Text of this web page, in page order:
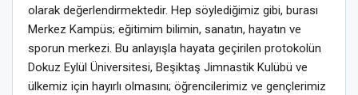
olarak değerlendirmektedir. Hep söylediğimiz gibi, burası
Merkez Kampüs; eğitimim bilimin, sanatın, hayatın ve
sporun merkezi. Bu anlayışla hayata geçirilen protokolün
Dokuz Eylül Üniversitesi, Beşiktaş Jimnastik Kulübü ve
ülkemiz için hayırlı olmasını; öğrencilerimiz ve gençlerimiz